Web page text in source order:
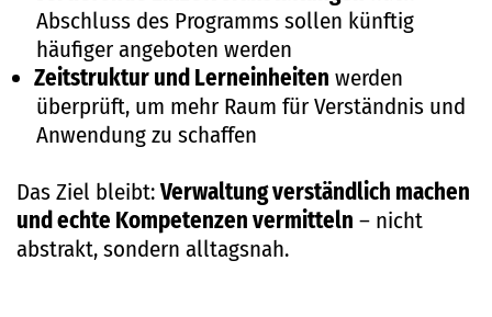
Abschluss des Programms sollen künftig
häufiger angeboten werden
Zeitstruktur und Lerneinheiten werden
überprüft, um mehr Raum für Verständnis und
Anwendung zu schaffen
Das Ziel bleibt:Verwaltung verständlich machen
und echte Kompetenzen vermitteln – nicht
abstrakt, sondern alltagsnah.